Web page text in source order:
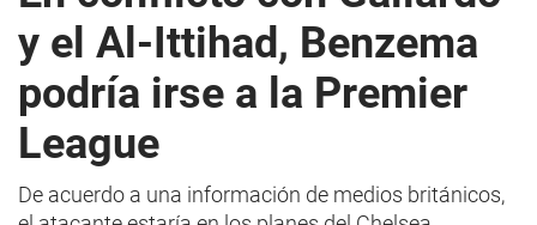
y el Al-Ittihad, Benzema
podría irse a la Premier
League
De acuerdo a una información de medios británicos,